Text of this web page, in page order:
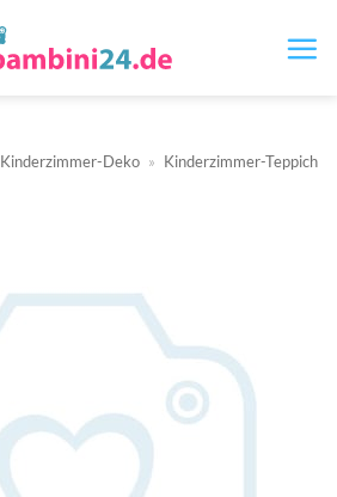
Kinderzimmer-Deko » Kinderzimmer-Teppich